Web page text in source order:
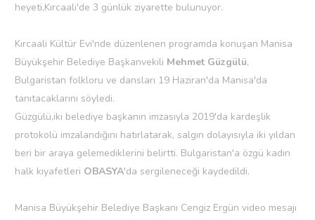
heyeti,Kırcaali'de 3 günlük ziyarette bulunuyor.
Kırcaali Kültür Evi'nde düzenlenen programda konuşan Manisa
Büyükşehir Belediye Başkanvekili Mehmet Güzgülü,
Bulgaristan folkloru ve dansları 19 Haziran'da Manisa'da
tanıtacaklarını söyledi.
Güzgülü,iki belediye başkanın imzasıyla 2019'da kardeşlik
protokolü imzalandığını hatırlatarak, salgın dolayısıyla iki yıldan
beri bir araya gelemediklerini belirtti. Bulgaristan'a özgü kadın
halk kıyafetleri OBASYA'da sergileneceği kaydedildi.
Manisa Büyükşehir Belediye Başkanı Cengiz Ergün video mesajı